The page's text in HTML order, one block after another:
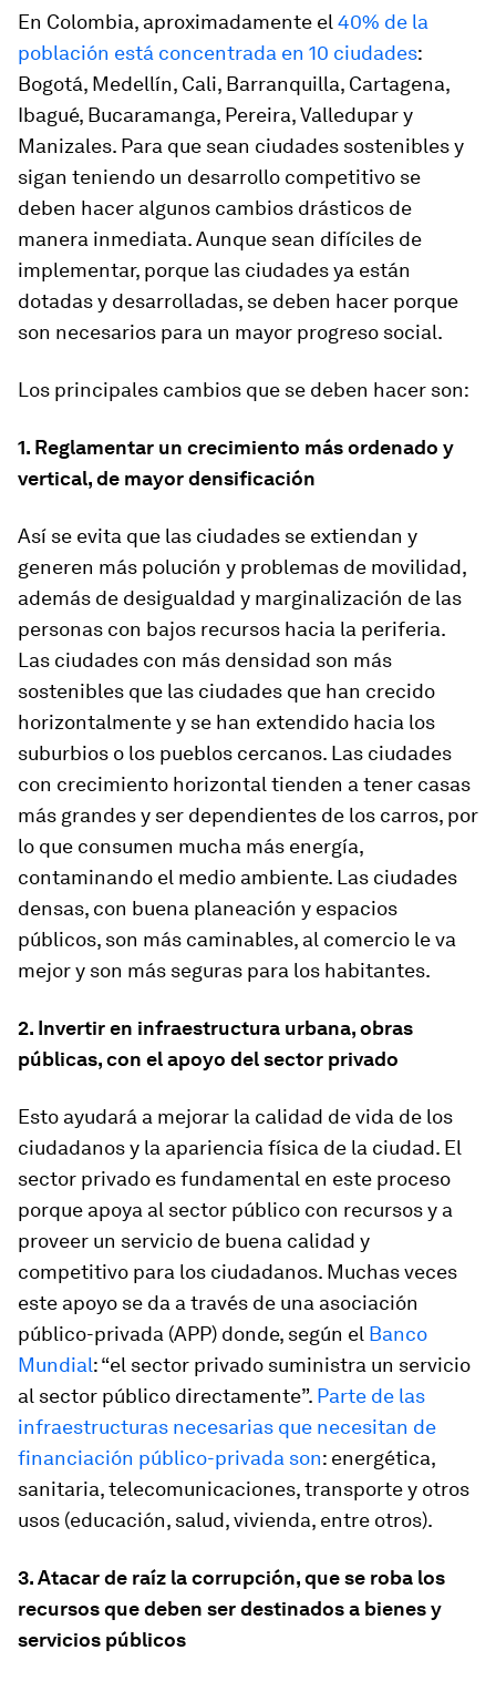
En Colombia, aproximadamente el 40% de la
población está concentrada en 10 ciudades:
Bogotá, Medellín, Cali, Barranquilla, Cartagena,
Ibagué, Bucaramanga, Pereira, Valledupar y
Manizales. Para que sean ciudades sostenibles y
sigan teniendo un desarrollo competitivo se
deben hacer algunos cambios drásticos de
manera inmediata. Aunque sean difíciles de
implementar, porque las ciudades ya están
dotadas y desarrolladas, se deben hacer porque
son necesarios para un mayor progreso social.
Los principales cambios que se deben hacer son:
1. Reglamentar un crecimiento más ordenado y
vertical, de mayor densificación
Así se evita que las ciudades se extiendan y
generen más polución y problemas de movilidad,
además de desigualdad y marginalización de las
personas con bajos recursos hacia la periferia.
Las ciudades con más densidad son más
sostenibles que las ciudades que han crecido
horizontalmente y se han extendido hacia los
suburbios o los pueblos cercanos. Las ciudades
con crecimiento horizontal tienden a tener casas
más grandes y ser dependientes de los carros, por
lo que consumen mucha más energía,
contaminando el medio ambiente. Las ciudades
densas, con buena planeación y espacios
públicos, son más caminables, al comercio le va
mejor y son más seguras para los habitantes.
2. Invertir en infraestructura urbana, obras
públicas, con el apoyo del sector privado
Esto ayudará a mejorar la calidad de vida de los
ciudadanos y la apariencia física de la ciudad. El
sector privado es fundamental en este proceso
porque apoya al sector público con recursos y a
proveer un servicio de buena calidad y
competitivo para los ciudadanos. Muchas veces
este apoyo se da a través de una asociación
público-privada (APP) donde, según el Banco
Mundial: “el sector privado suministra un servicio
al sector público directamente”. Parte de las
infraestructuras necesarias que necesitan de
financiación público-privada son: energética,
sanitaria, telecomunicaciones, transporte y otros
usos (educación, salud, vivienda, entre otros).
3. Atacar de raíz la corrupción, que se roba los
recursos que deben ser destinados a bienes y
servicios públicos